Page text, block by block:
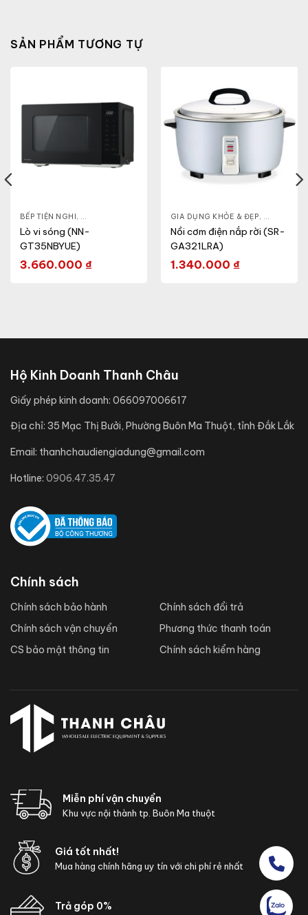
SẢN PHẨM TƯƠNG TỰ
BẾP TIỆN NGHI , GIA DỤNG KHỎE & ĐẸP ,LÒ VI SÓNG
Lò vi sóng (NN-
GT35NBYUE)
3.660.000 ₫
GIA DỤNG KHỎE & ĐẸP, NỒI - ẤM -
Nồi cơm điện nắp rời (SR-
GA321LRA)
1.340.000 ₫
& ĐẸP,NỒI - ẤM - CA - BÌNH
Hộ Kinh Doanh Thanh Châu
Giấy phép kinh doanh: 066097006617
Địa chỉ: 35 Mạc Thị Bưởi, Phường Buôn Ma Thuột, tỉnh Đắk Lắk
Email: thanhchaudiengiadung@gmail.com
Hotline: 0906.47.35.47
Chính sách
Chính sách bảo hành
Chính sách vận chuyển
CS bảo mật thông tin
Chính sách đổi trả
Phương thức thanh toán
Chính sách kiểm hàng
Miễn phí vận chuyển
Khu vực nội thành tp. Buôn Ma thuột
Giá tốt nhất!
Mua hàng chính hãng uy tín với chi phí rẻ nhất
Trả góp 0%